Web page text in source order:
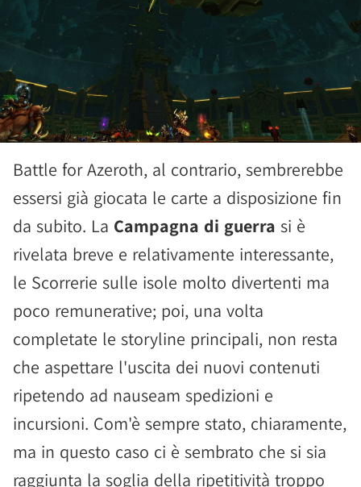
Battle for Azeroth, al contrario, sembrerebbe
essersi già giocata le carte a disposizione fin
da subito. La Campagna di guerra si è
rivelata breve e relativamente interessante,
le Scorrerie sulle isole molto divertenti ma
poco remunerative; poi, una volta
completate le storyline principali, non resta
che aspettare l'uscita dei nuovi contenuti
ripetendo ad nauseam spedizioni e
incursioni. Com'è sempre stato, chiaramente,
ma in questo caso ci è sembrato che si sia
raggiunta la soglia della ripetitività troppo